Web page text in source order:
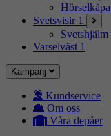
Hörselkåpa
Svetsvisir 1
Svetshjälm
Varselväst 1
Kampanj
Kundservice
Om oss
Våra depåer